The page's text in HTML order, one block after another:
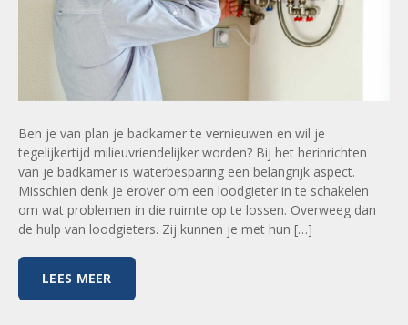
Ben je van plan je badkamer te vernieuwen en wil je
tegelijkertijd milieuvriendelijker worden? Bij het herinrichten
van je badkamer is waterbesparing een belangrijk aspect.
Misschien denk je erover om een loodgieter in te schakelen
om wat problemen in die ruimte op te lossen. Overweeg dan
de hulp van loodgieters. Zij kunnen je met hun […]
LEES MEER